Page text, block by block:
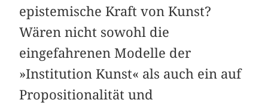
epistemische Kraft von Kunst?
Wären nicht sowohl die
eingefahrenen Modelle der
»Institution Kunst« als auch ein auf
Propositionalität und